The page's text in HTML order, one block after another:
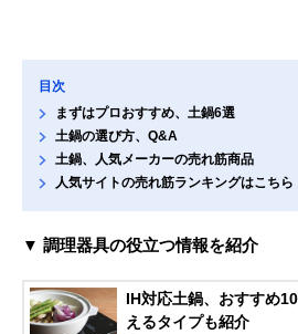
目次
まずはプロおすすめ、土鍋6選
土鍋の選び方、Q&A
土鍋、人気メーカーの売れ筋商品
人気サイトの売れ筋ランキングはこちら
▼ 調理器具の役立つ情報を紹介
IH対応土鍋、おすすめ
えるタイプも紹介